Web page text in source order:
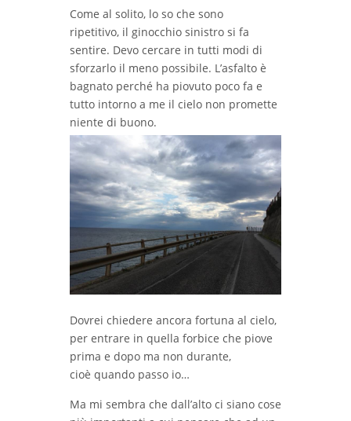
Come al solito, lo so che sono
ripetitivo, il ginocchio sinistro si fa
sentire. Devo cercare in tutti modi di
sforzarlo il meno possibile. L’asfalto è
bagnato perché ha piovuto poco fa e
tutto intorno a me il cielo non promette
niente di buono.
Dovrei chiedere ancora fortuna al cielo,
per entrare in quella forbice che piove
prima e dopo ma non durante,
cioè quando passo io…
Ma mi sembra che dall’alto ci siano cose